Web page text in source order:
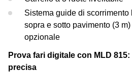
Sistema guide di
sopra e sotto pavimento (3
opzionale
Prova fari digitale con MLD
precisa